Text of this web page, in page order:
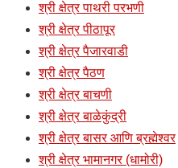
श्री क्षेत्र पाथरी परभणी
श्री क्षेत्र पीठापूर
श्री क्षेत्र पैजारवाडी
श्री क्षेत्र पैठण
श्री क्षेत्र बाचणी
श्री क्षेत्र बाळेकुंद्री
श्री क्षेत्र बासर आणि ब्रह्मेश्वर
श्री क्षेत्र भामानगर (धामोरी)